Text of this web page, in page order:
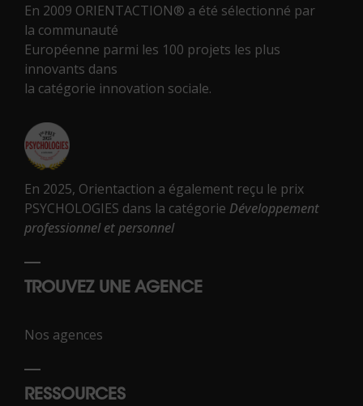
En 2009 ORIENTACTION® a été sélectionné par
la communauté
Européenne parmi les 100 projets les plus
innovants dans
la catégorie innovation sociale.
En 2025, Orientaction a également reçu le prix
PSYCHOLOGIES dans la catégorie Développement
professionnel et personnel
TROUVEZ UNE AGENCE
Nos agences
RESSOURCES